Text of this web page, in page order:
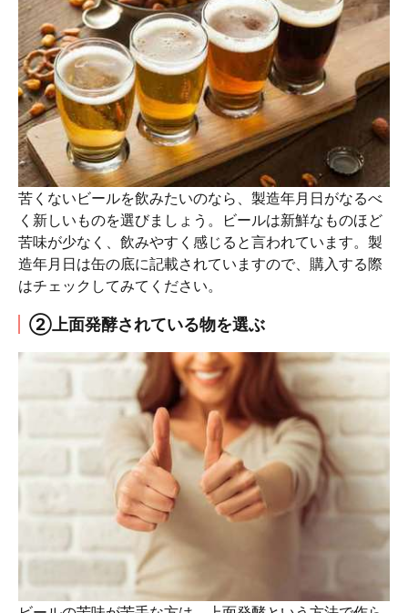
苦くないビールを飲みたいのなら、製造年月日がなるべ
く新しいものを選びましょう。ビールは新鮮なものほど
苦味が少なく、飲みやすく感じると言われています。製
造年月日は缶の底に記載されていますので、購入する際
はチェックしてみてください。
②上面発酵されている物を選ぶ